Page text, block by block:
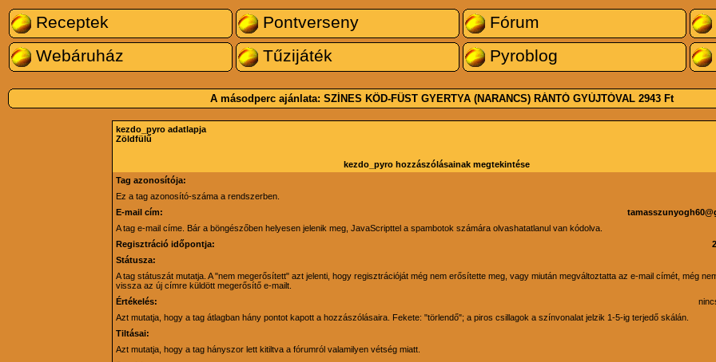
Receptek Pontverseny Fórum
Webáruház
Tűzijáték Pyroblog
A másodperc ajánlata: SZÍNES KÖD-FÜST GYERTYA (NARANCS) RÁNTÓ GYÚJTÓVAL2943 Ft
kezdo_pyro adatlapja
Zöldfülű
kezdo_pyro hozzászólásainak megtekintése
Tag azonosítója:
Ez a tag azonosító-száma a rendszerben.
E-mail cím:
A tag e-mail címe. Bár a böngészőben helyesen jelenik meg, JavaScripttel a spambotok számára olvashatatlanul van kódolva.
Regisztráció időpontja:
Státusza:
A tag státuszát mutatja. A "nem megerősített" azt jelenti, hogy regisztrációját még nem erősítette meg, vagy miután megváltoztatta az e-mail címét, még
vissza az új címre küldött megerősítő e-mailt.
Értékelés:
Azt mutatja, hogy a tag átlagban hány pontot kapott a hozzászólásaira. Fekete: "törlendő"; a piros csillagok a színvonalat jelzik 1-5-ig terjedő skálán.
Tiltásai:
Azt mutatja, hogy a tag hányszor lett kitiltva a fórumról valamilyen vétség miatt.